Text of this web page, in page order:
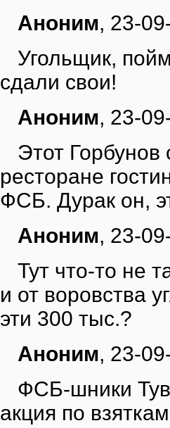
Аноним, 23-
Угольщик,
сдали свои!
Аноним, 23-
Этот Горбунов
ресторане
ФСБ. Дурак он,
Аноним, 23-
Тут что-то не
и от воровства
эти 300 тыс.?
Аноним, 23-
ФСБ-шники
акция по